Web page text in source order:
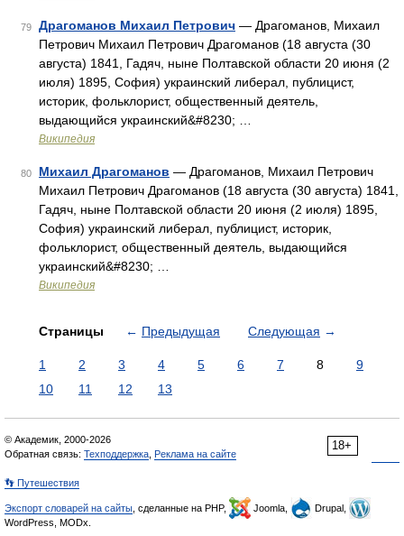
79 Драгоманов Михаил Петрович — Драгоманов, Михаил
Петрович Михаил Петрович Драгоманов (18 августа (30
августа) 1841, Гадяч, ныне Полтавской области 20 июня (2
июля) 1895, София) украинский либерал, публицист,
историк, фольклорист, общественный деятель,
выдающийся украинский&#8230; …
Википедия
80 Михаил Драгоманов — Драгоманов, Михаил Петрович
Михаил Петрович Драгоманов (18 августа (30 августа) 1841,
Гадяч, ныне Полтавской области 20 июня (2 июля) 1895,
София) украинский либерал, публицист, историк,
фольклорист, общественный деятель, выдающийся
украинский&#8230; …
Википедия
Страницы ← Предыдущая Следующая →
1 2 3 4 5 6 7 8
9
10
11 12 13
18+
© Академик, 2000-2026
Обратная связь: Техподдержка Реклама на сайте
👣 Путешествия
Экспорт словарей на сайты , сделанные на PHP, Joomla,
Drupal,
WordPress, MODx.